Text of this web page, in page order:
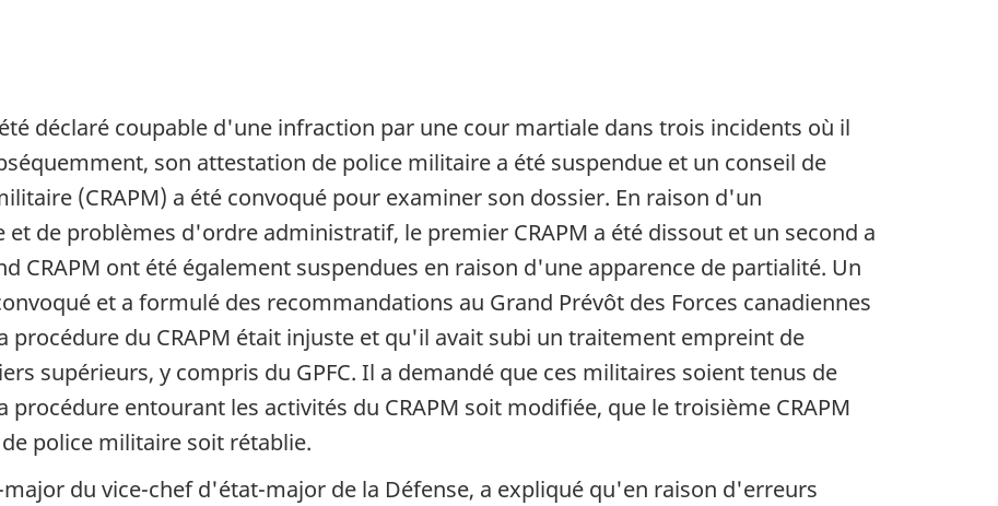
déclaré coupable d'une infraction par une cour martiale dans trois incidents où il
son attestation de police militaire a été suspendue et un conseil de
(CRAPM) a été convoqué pour examiner son dossier. En raison d'un
de problèmes d'ordre administratif, le premier CRAPM a été dissout et un second a
CRAPM ont été également suspendues en raison d'une apparence de partialité. Un
et a formulé des recommandations au Grand Prévôt des Forces canadiennes
procédure du CRAPM était injuste et qu'il avait subi un traitement empreint de
supérieurs, y compris du GPFC. Il a demandé que ces militaires soient tenus de
entourant les activités du CRAPM soit modifiée, que le troisième CRAPM
police militaire soit rétablie.
du vice-chef d'état-major de la Défense, a expliqué qu'en raison d'erreurs